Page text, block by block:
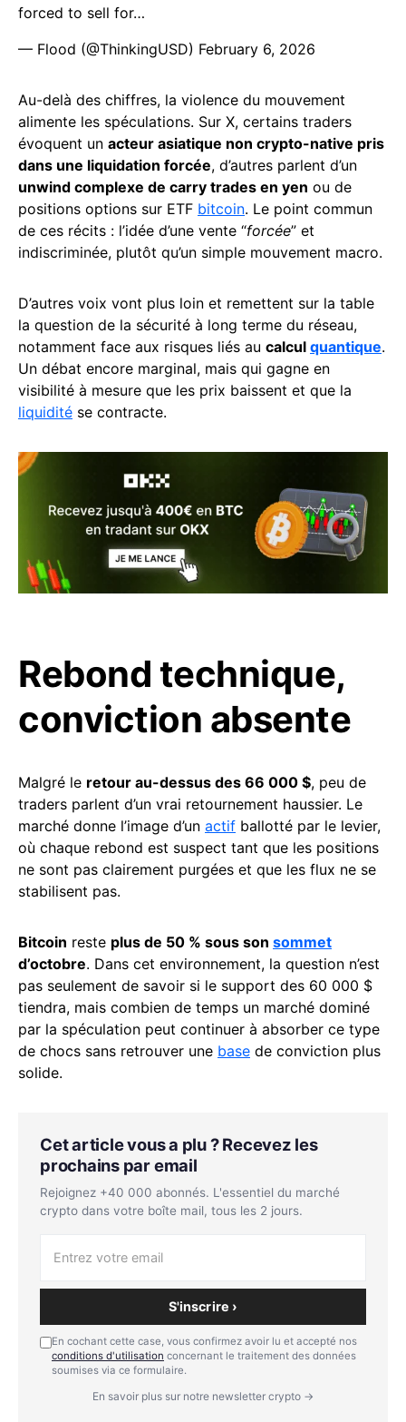
forced to sell for…
— Flood (@ThinkingUSD) February 6, 2026
Au-delà des chiffres, la violence du mouvement
alimente les spéculations. Sur X, certains traders
évoquent un acteur asiatique non crypto-native pris
dans une liquidation forcée, d’autres parlent d’un
unwind complexe de carry trades en yen ou de
positions options sur ETF bitcoin. Le point commun
de ces récits : l’idée d’une vente “forcée” et
indiscriminée, plutôt qu’un simple mouvement macro.
D’autres voix vont plus loin et remettent sur la table
la question de la sécurité à long terme du réseau,
notamment face aux risques liés au calcul quantique.
Un débat encore marginal, mais qui gagne en
visibilité à mesure que les prix baissent et que la
liquidité se contracte.
Rebond technique,
conviction absente
Malgré le retour au-dessus des 66 000 $, peu de
traders parlent d’un vrai retournement haussier. Le
marché donne l’image d’un actif ballotté par le levier,
où chaque rebond est suspect tant que les positions
ne sont pas clairement purgées et que les flux ne se
stabilisent pas.
Bitcoin reste plus de 50 % sous son sommet
d’octobre. Dans cet environnement, la question n’est
pas seulement de savoir si le support des 60 000 $
tiendra, mais combien de temps un marché dominé
par la spéculation peut continuer à absorber ce type
de chocs sans retrouver une base de conviction plus
solide.
Cet article vous a plu ? Recevez les
prochains par email
Rejoignez +40 000 abonnés. L'essentiel du marché
crypto dans votre boîte mail, tous les 2 jours.
S'inscrire ›
En cochant cette case, vous confirmez avoir lu et accepté nos
conditions d'utilisation concernant le traitement des données
soumises via ce formulaire.
En savoir plus sur notre newsletter crypto →